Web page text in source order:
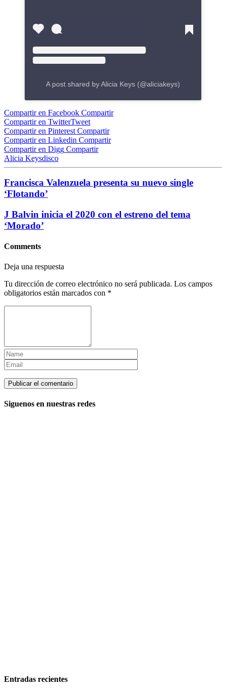
A post shared by Alicia Keys (@aliciakeys)
Compartir en Facebook Compartir
Compartir en TwitterTweet
Compartir en Pinterest Compartir
Compartir en Linkedin Compartir
Compartir en Digg Compartir
Alicia Keysdisco
Francisca Valenzuela presenta su nuevo single
‘Flotando’
J Balvin inicia el 2020 con el estreno del tema
‘Morado’
Comments
Deja una respuesta
Tu dirección de correo electrónico no será publicada. Los campos
obligatorios están marcados con *
Siguenos en nuestras redes
Entradas recientes